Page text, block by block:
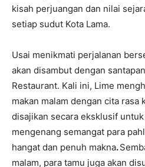
kisah perjuangan dan nilai
setiap sudut Kota Lama.
Usai menikmati perjalanan
akan disambut dengan
Restaurant. Kali ini, Lime
makan malam dengan cita rasa
disajikan secara eksklusif
mengenang semangat para
hangat dan penuh makna.
malam, para tamu juga akan